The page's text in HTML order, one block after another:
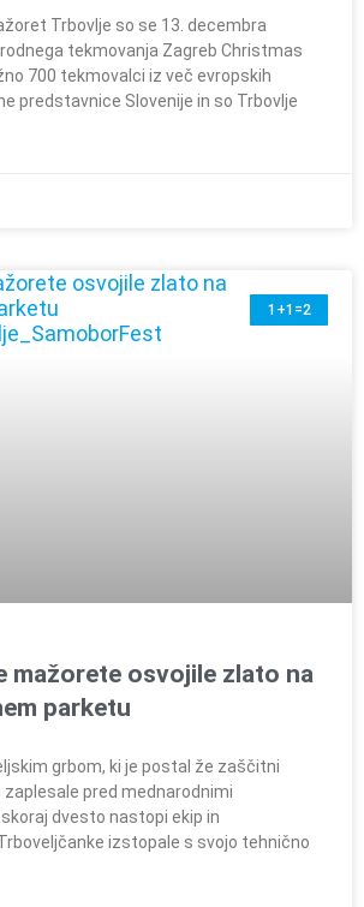
Trbovlje so se 13. decembra
tekmovanja Zagreb Christmas
700 tekmovalci iz več evropskih
predstavnice Slovenije in so Trbovlje
1+1=2
mažorete osvojile zlato na
parketu
grbom, ki je postal že zaščitni
zaplesale pred mednarodnimi
dvesto nastopi ekip in
izstopale s svojo tehnično